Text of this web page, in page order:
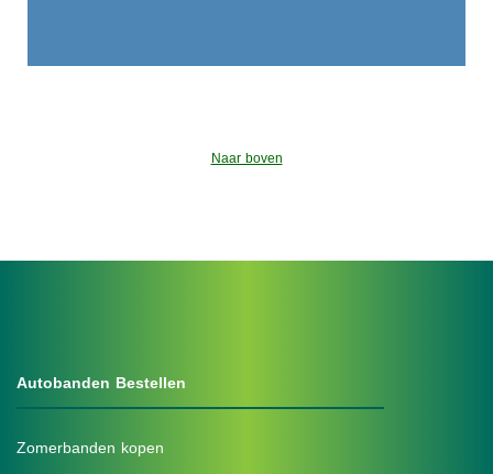
Naar boven
Autobanden Bestellen
Zomerbanden kopen